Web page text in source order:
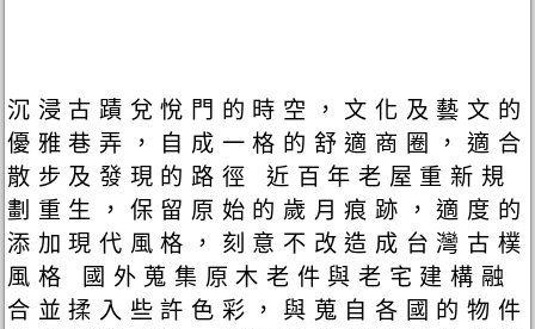
沉浸古蹟兌悅門的時空，文化及藝文的
優雅巷弄，自成一格的舒適商圈，適合
散步及發現的路徑 近百年老屋重新規
劃重生，保留原始的歲月痕跡，適度的
添加現代風格，刻意不改造成台灣古樸
風格 國外蒐集原木老件與老宅建構融
合並揉入些許色彩，與蒐自各國的物件